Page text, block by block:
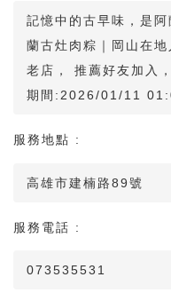
記憶中的古早味，是
蘭古灶肉粽｜岡山在
老店， 推薦好友加入
期間:2026/01/11
服務地點 :
高雄市建楠路89號
服務電話 :
073535531